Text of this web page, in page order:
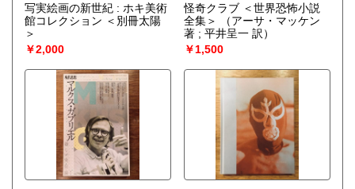
写実絵画の新世紀 : ホキ美術
館コレクション ＜別冊太陽
＞
￥2,000
怪奇クラブ ＜世界恐怖小説
全集＞
（アーサ・マッケン
著 ; 平井呈一 訳）
￥1,500